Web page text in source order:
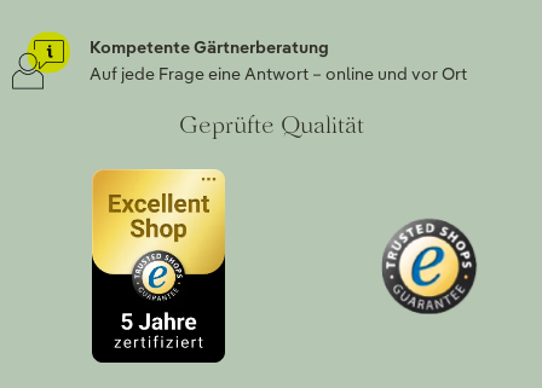
Kompetente Gärtnerberatung
Auf jede Frage eine Antwort – online und vor Ort
Geprüfte Qualität